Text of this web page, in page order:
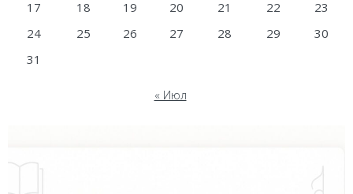
17
18 19 20 21 22
23
24
25 26 27 28 29
30
31
« Июл